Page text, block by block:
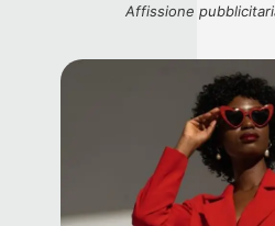
Affissione